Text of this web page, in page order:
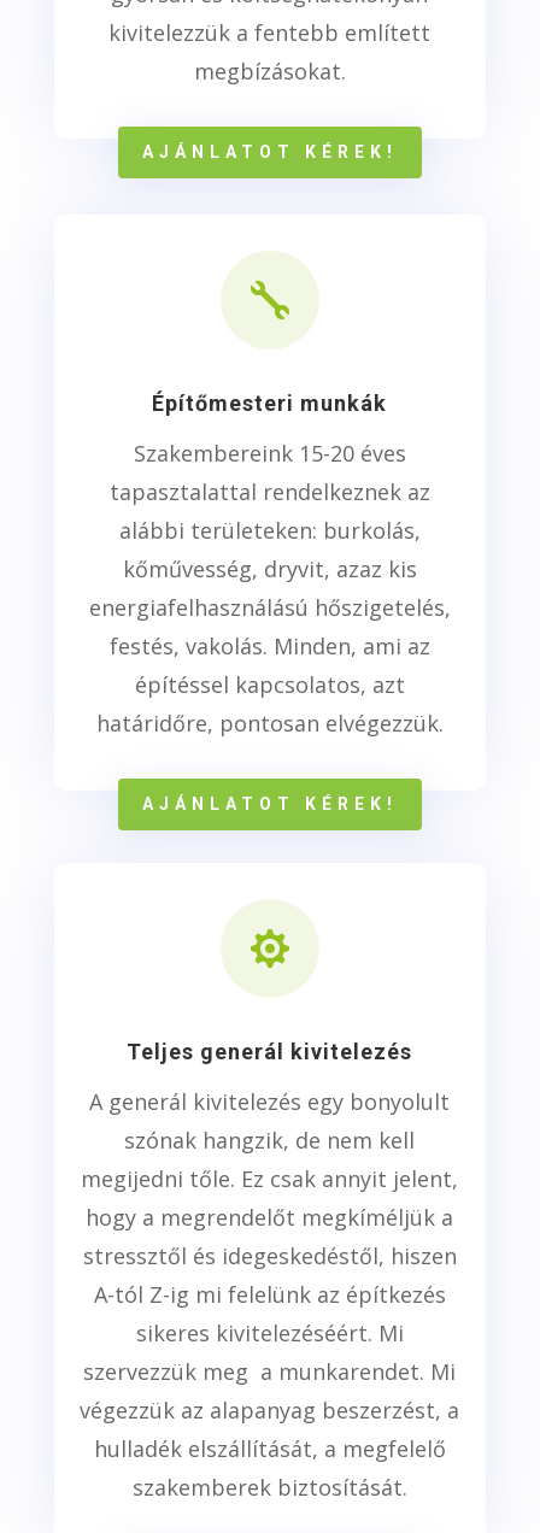
kivitelezzük a fentebb említett
megbízásokat.
AJÁNLATOT KÉREK!

Építőmesteri munkák
Szakembereink 15-20 éves
tapasztalattal rendelkeznek az
alábbi területeken: burkolás,
kőművesség, dryvit, azaz kis
energiafelhasználású hőszigetelés,
festés, vakolás. Minden, ami az
építéssel kapcsolatos, azt
határidőre, pontosan elvégezzük.
AJÁNLATOT KÉREK!

Teljes generál kivitelezés
A generál kivitelezés egy bonyolult
szónak hangzik, de nem kell
megijedni tőle. Ez csak annyit jelent,
hogy a megrendelőt megkíméljük a
stressztől és idegeskedéstől, hiszen
A-tól Z-ig mi felelünk az építkezés
sikeres kivitelezéséért. Mi
szervezzük meg a munkarendet. Mi
végezzük az alapanyag beszerzést, a
hulladék elszállítását, a megfelelő
szakemberek biztosítását.